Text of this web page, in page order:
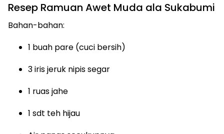
Resep Ramuan Awet Muda ala Sukabumi
Bahan-bahan:
1 buah pare (cuci bersih)
3 iris jeruk nipis segar
1 ruas jahe
1 sdt teh hijau